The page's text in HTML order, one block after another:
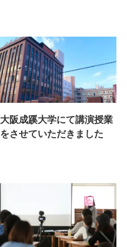
大阪成蹊大学にて講演授業
をさせていただきました